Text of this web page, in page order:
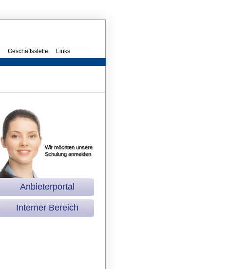
Geschäftsstelle Links
Wir möchten unsere
Schulung anmelden
Anbieterportal
Interner Bereich